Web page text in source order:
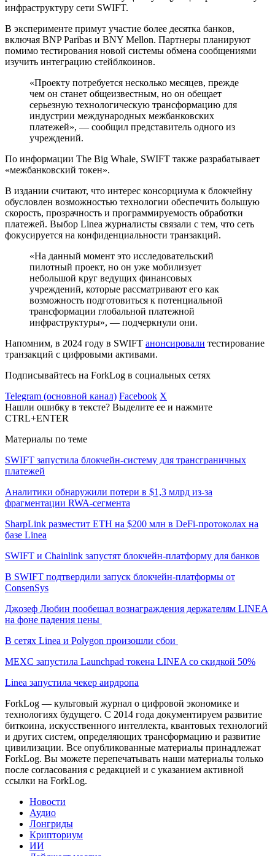
инфраструктуру сети SWIFT.
В эксперименте примут участие более десятка банков,
включая BNP Paribas и BNY Mellon. Партнеры планируют
помимо тестирования новой системы обмена сообщениями
изучить интеграцию стейблкоинов.
«Проекту потребуется несколько месяцев, прежде
чем он станет общеизвестным, но он обещает
серьезную технологическую трансформацию для
индустрии международных межбанковских
платежей», — сообщил представитель одного из
учреждений.
По информации The Big Whale, SWIFT также разрабатывает
«межбанковский токен».
В издании считают, что интерес консорциума к блокчейну
обусловлен возможностью технологии обеспечить большую
скорость, прозрачность и программируемость обработки
платежей. Выбор Linea журналисты связали с тем, что сеть
фокусируется на конфиденциальности транзакций.
«На данный момент это исследовательский
пилотный проект, но он уже мобилизует
небольшой круг ведущих финансовых
учреждений, которые рассматривают его как
возможность подготовиться к потенциальной
трансформации глобальной платежной
инфраструктуры», — подчеркнули они.
Напомним, в 2024 году в SWIFT анонсировали тестирование
транзакций с цифровыми активами.
Подписывайтесь на ForkLog в социальных сетях
Telegram (основной канал) Facebook X
Нашли ошибку в тексте? Выделите ее и нажмите
CTRL+ENTER
Материалы по теме
SWIFT запустила блокчейн-систему для трансграничных
платежей
Аналитики обнаружили потери в $1,3 млрд из-за
фрагментации RWA-сегмента
SharpLink разместит ETH на $200 млн в DeFi-протоколах на
базе Linea
SWIFT и Chainlink запустят блокчейн-платформу для банков
В SWIFT подтвердили запуск блокчейн-платформы от
ConsenSys
Джозеф Любин пообещал вознаграждения держателям LINEA
на фоне падения цены
В сетях Linea и Polygon произошли сбои
MEXC запустила Launchpad токена LINEA со скидкой 50%
Linea запустила чекер аирдропа
ForkLog — культовый журнал о цифровой экономике и
технологиях будущего. С 2014 года документируем развитие
биткоина, искусственного интеллекта, квантовых технологий
и других систем, определяющих трансформацию и развитие
цивилизации. Все опубликованные материалы принадлежат
ForkLog. Вы можете перепечатывать наши материалы только
после согласования с редакцией и с указанием активной
ссылки на ForkLog.
Новости
Аудио
Лонгриды
Крипториум
ИИ